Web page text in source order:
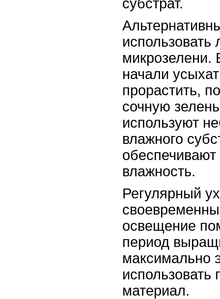
субстрат.
использовать
микрозелени.
начали
прорастить,
сочную
используют
влажного
влажность.
Регулярный
освещение
период
максимально
использовать
материал.